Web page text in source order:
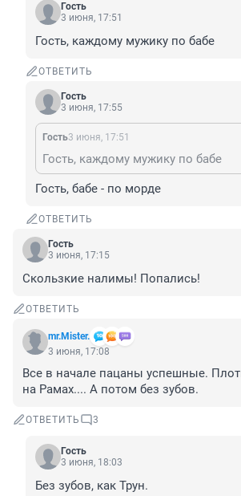
Гость
3 июня, 17:51
Гость, каждому мужику по бабе
ОТВЕТИТЬ
Гость
3 июня, 17:55
Гость3 июня, 17:51
Гость, каждому мужику по бабе
Гость, бабе - по морде
ОТВЕТИТЬ
Гость
3 июня, 17:15
Скользкие налимы! Попались!
ОТВЕТИТЬ
mr.Mister.
3 июня, 17:08
Все в начале пацаны успешные.
на Рамах.... А потом без зубов.
ОТВЕТИТЬ 3
Гость
3 июня, 18:03
Без зубов, как Трун.